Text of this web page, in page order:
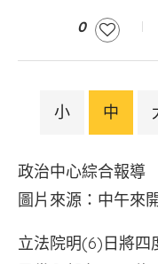
0
小 中
政治中心綜合報導
圖片來源
立法院明(6)日將四